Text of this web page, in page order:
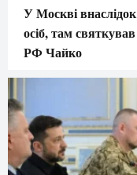
У Москві
осіб, там
РФ Чайко